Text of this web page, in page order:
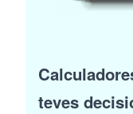
teves